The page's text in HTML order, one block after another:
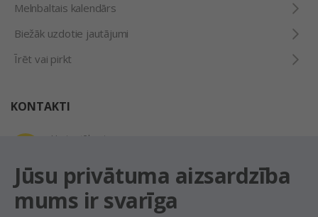
Jūsu privātuma aizsardzība
mums ir svarīga
Melnbaltais kalendārs
Biežāk uzdotie jautājumi
Īrēt vai pirkt
KONTAKTI
Uzziņu tālrunis
E-pasta adrese
latio@latio.lv